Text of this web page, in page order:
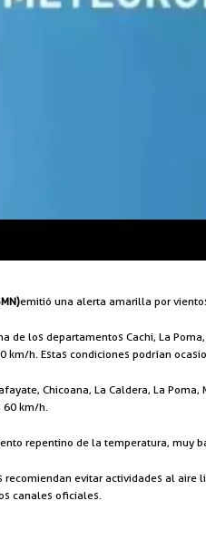
emitió una alerta amarilla por
de los departamentos Cachi, La
km/h. Estas condiciones podrían
Chicoana, La Caldera, La
km/h.
repentino de la temperatura, muy
evitar actividades al
canales oficiales.